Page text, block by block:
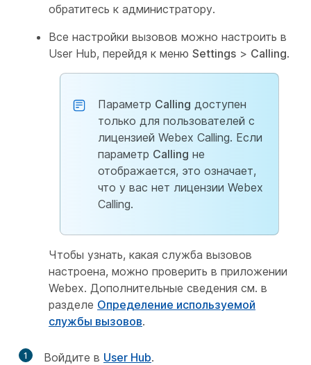
обратитесь к администратору.
Все настройки вызовов можно настроить в
User Hub, перейдя к меню Settings > Calling.
Параметр Calling доступен
только для пользователей с
лицензией Webex Calling. Если
параметр Calling не
отображается, это означает,
что у вас нет лицензии Webex
Calling.
Чтобы узнать, какая служба вызовов
настроена, можно проверить в приложении
Webex. Дополнительные сведения см. в
разделе Определение используемой
службы вызовов.
1 Войдите в User Hub.